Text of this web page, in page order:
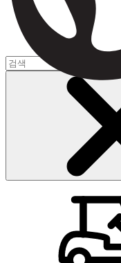
장바구니